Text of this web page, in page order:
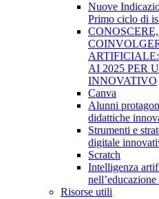
Nuove
Primo ciclo di
AI 2025 PER
INNOVATIVO
Canva
Alunni
didattiche
Strumenti e
digitale
Scratch
Intelligenza
Risorse utili